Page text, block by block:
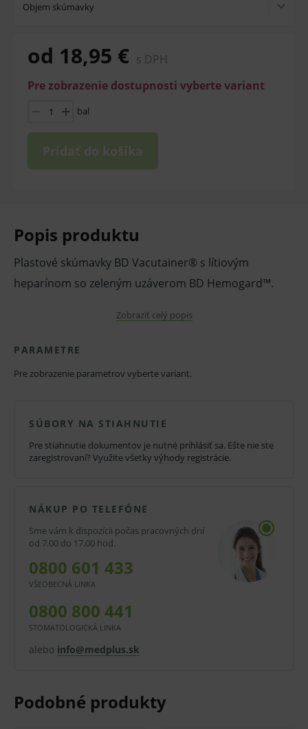
Objem skúmavky
od 18,95 € s DPH
Pre zobrazenie dostupnosti vyberte variant
bal
Pridať do košíka
Popis produktu
Plastové skúmavky BD Vacutainer® s lítiovým
heparínom so zeleným uzáverom BD Hemogard™.
Plazmové skúmavky BD Vacutainer® obsahujú
na biochemické vyšetrenia plazmy.
Skúmavky sú ponúkané v rôznych veľkostiach,
Koncentrácia lítiového a natrium heparínu v
plazmových skúmavkách BD Vacutainer® je 17 IU
sklenených je buď lyofilizované, alebo vakuovo
vysušené.
Heparínové skúmavky sa môžu centrifugovať
bezprostredne po odbere, nie je potrebné čakať na
prebehnutie koagulácie.
Objem:
4 ml, 6 ml
13 mm x 75 mm (4 ml)
Zobraziť celý popis
PARAMETRE
Pre zobrazenie parametrov vyberte variant.
SÚBORY NA STIAHNUTIE
Pre stiahnutie dokumentov je nutné prihlásiť sa. Ešte nie ste
zaregistrovaní? Využite všetky výhody registrácie.
NÁKUP PO TELEFÓNE
Sme vám k dispozícii počas pracovných dní
od 7.00 do 17.00 hod.
0800 601 433
VŠEOBECNÁ LINKA
0800 800 441
STOMATOLOGICKÁ LINKA
alebo info@medplus.sk